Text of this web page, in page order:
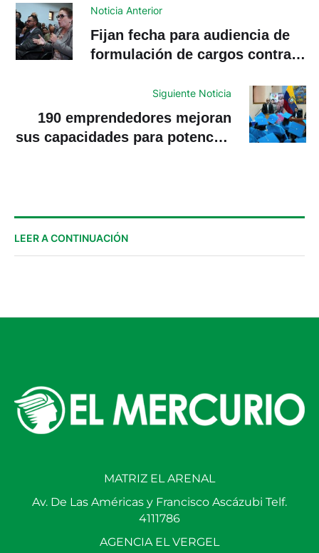
Noticia Anterior
Fijan fecha para audiencia de
formulación de cargos contra
involucrados en presunto
enriquecimiento ilícito
Siguiente Noticia
190 emprendedores mejoran
sus capacidades para potenciar
LEER A CONTINUACIÓN
MATRIZ EL ARENAL
Av. De Las Américas y Francisco Ascázubi Telf.
4111786
AGENCIA EL VERGEL